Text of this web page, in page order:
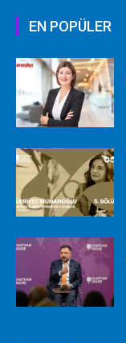
EN POPÜLER